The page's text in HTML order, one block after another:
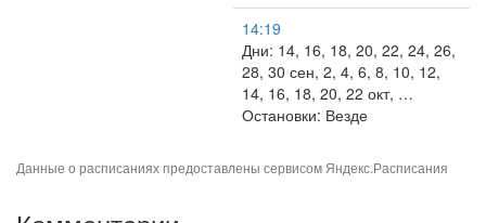
14:19
Дни: 14, 16, 18, 20, 22, 24, 26,
28, 30 сен, 2, 4, 6, 8, 10, 12,
14, 16, 18, 20, 22 окт, …
Остановки: Везде
Данные о расписаниях предоставлены сервисом Яндекс.Расписания